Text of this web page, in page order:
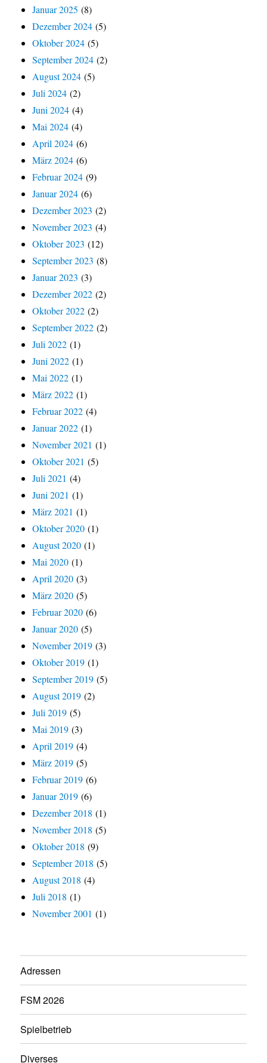
Januar 2025 (8)
Dezember 2024 (5)
Oktober 2024 (5)
September 2024 (2)
August 2024 (5)
Juli 2024 (2)
Juni 2024 (4)
Mai 2024 (4)
April 2024 (6)
März 2024 (6)
Februar 2024 (9)
Januar 2024 (6)
Dezember 2023 (2)
November 2023 (4)
Oktober 2023 (12)
September 2023 (8)
Januar 2023 (3)
Dezember 2022 (2)
Oktober 2022 (2)
September 2022 (2)
Juli 2022 (1)
Juni 2022 (1)
Mai 2022 (1)
März 2022 (1)
Februar 2022 (4)
Januar 2022 (1)
November 2021 (1)
Oktober 2021 (5)
Juli 2021 (4)
Juni 2021 (1)
März 2021 (1)
Oktober 2020 (1)
August 2020 (1)
Mai 2020 (1)
April 2020 (3)
März 2020 (5)
Februar 2020 (6)
Januar 2020 (5)
November 2019 (3)
Oktober 2019 (1)
September 2019 (5)
August 2019 (2)
Juli 2019 (5)
Mai 2019 (3)
April 2019 (4)
März 2019 (5)
Februar 2019 (6)
Januar 2019 (6)
Dezember 2018 (1)
November 2018 (5)
Oktober 2018 (9)
September 2018 (5)
August 2018 (4)
Juli 2018 (1)
November 2001 (1)
Adressen
FSM 2026
Spielbetrieb
Diverses